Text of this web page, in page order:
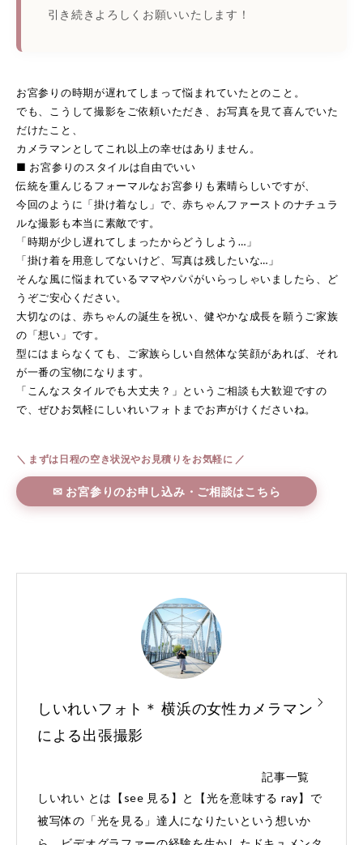
引き続きよろしくお願いいたします！
お宮参りの時期が遅れてしまって悩まれていたとのこと。
でも、こうして撮影をご依頼いただき、お写真を見て喜んでいた
だけたこと、
カメラマンとしてこれ以上の幸せはありません。
■ お宮参りのスタイルは自由でいい
伝統を重んじるフォーマルなお宮参りも素晴らしいですが、
今回のように「掛け着なし」で、赤ちゃんファーストのナチュラ
ルな撮影も本当に素敵です。
「時期が少し遅れてしまったからどうしよう…」
「掛け着を用意してないけど、写真は残したいな…」
そんな風に悩まれているママやパパがいらっしゃいましたら、ど
うぞご安心ください。
大切なのは、赤ちゃんの誕生を祝い、健やかな成長を願うご家族
の「想い」です。
型にはまらなくても、ご家族らしい自然体な笑顔があれば、それ
が一番の宝物になります。
「こんなスタイルでも大丈夫？」というご相談も大歓迎ですの
で、ぜひお気軽にしいれいフォトまでお声がけくださいね。
＼ まずは日程の空き状況やお見積りをお気軽に ／
✉ お宮参りのお申し込み・ご相談はこちら
しいれいフォト＊ 横浜の女性カメラマン
による出張撮影
記事一覧
しいれい とは【see 見る】と【光を意味する ray】で
被写体の「光を見る」達人になりたいという想いか